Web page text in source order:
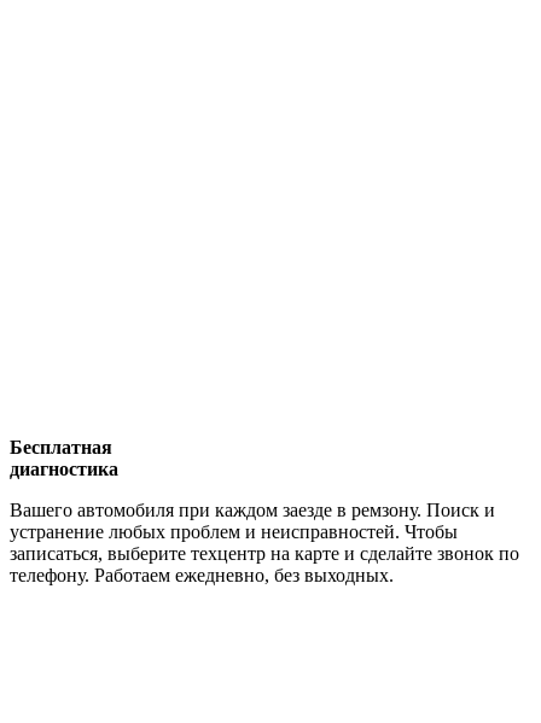
Бесплатная
диагностика
Вашего автомобиля при каждом заезде в ремзону. Поиск и
устранение любых проблем и неисправностей. Чтобы
записаться, выберите техцентр на карте и сделайте звонок по
телефону. Работаем ежедневно, без выходных.